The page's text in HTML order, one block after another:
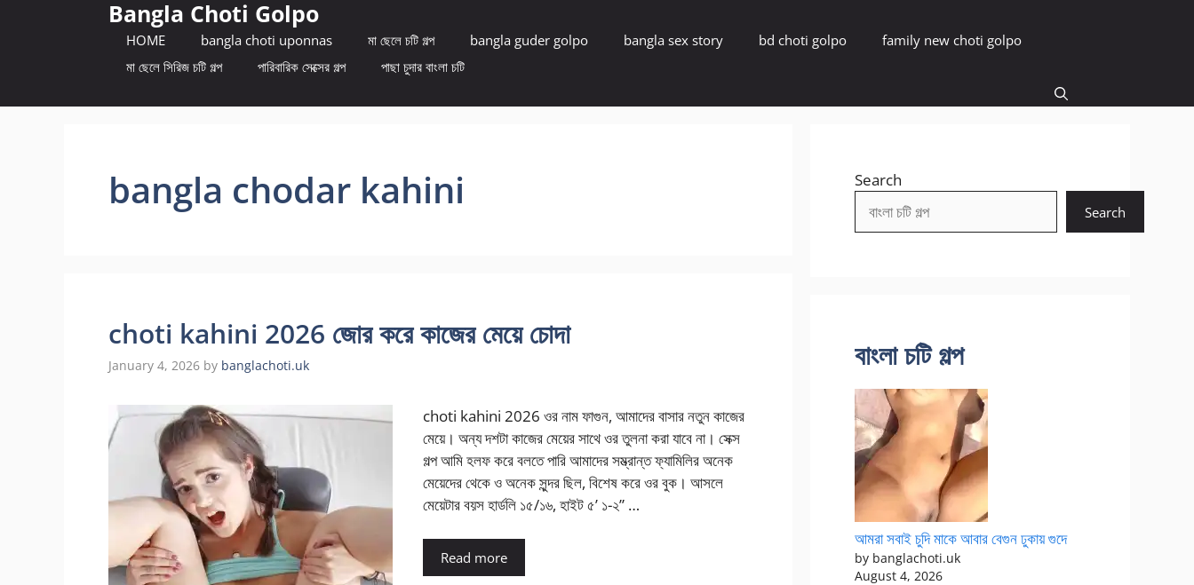
Bangla Choti Golpo
HOME bangla choti uponnas মা ছেলে চটি গল্প bangla guder golpo bangla sex story bd choti golpo
family new choti golpo
মা ছেলে সিরিজ চটি গল্প
পারিবারিক সেক্সের গল্প পাছা চুদার বাংলা চটি
bangla chodar kahini
choti kahini 2026 জোর করে কাজের মেয়ে চোদা
January 4, 2026 by banglachoti.uk
choti kahini 2026 ওর নাম ফাগুন, আমাদের বাসার নতুন কাজের
মেয়ে। অন্য দশটা কাজের মেয়ের সাথে ওর তুলনা করা যাবে না। সেক্স
গল্প আমি হলফ করে বলতে পারি আমাদের সম্ভ্রান্ত ফ্যামিলির অনেক
মেয়েদের থেকে ও অনেক সুন্দর ছিল, বিশেষ করে ওর বুক। আসলে
মেয়েটার বয়স হার্ডলি ১৫/১৬, হাইট ৫’ ১-২” …
Read more
Search
Search
বাংলা চটি গল্প
আমরা সবাই চুদি মাকে আবার বেগুন ঢুকায় গুদে
by banglachoti.uk
August 4, 2026